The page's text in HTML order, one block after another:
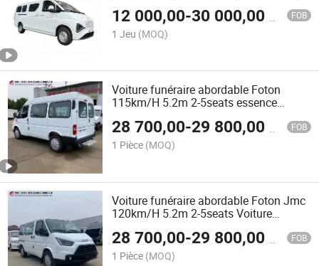
transport public modifiable en
camping-car ou ambulance
12 000,00-30 000,00 FOB
1 Jeu (MOQ)
Voiture funéraire abordable Foton
115km/H 5.2m 2-5seats essence
compartiment pour cercueil pour
service funéraire
28 700,00-29 800,00 FOB
1 Pièce (MOQ)
Voiture funéraire abordable Foton Jmc
120km/H 5.2m 2-5seats Voiture
avec compartiment pour cercueil pour
service funéraire
28 700,00-29 800,00 FOB
1 Pièce (MOQ)